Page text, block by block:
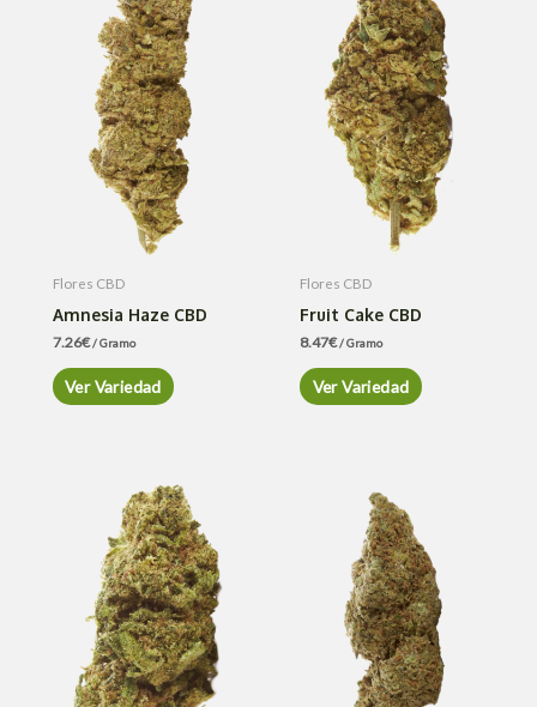
Flores CBD
Amnesia Haze CBD
7.26€/ Gramo
Ver Variedad
Flores CBD
Fruit Cake CBD
8.47€/ Gramo
Ver Variedad